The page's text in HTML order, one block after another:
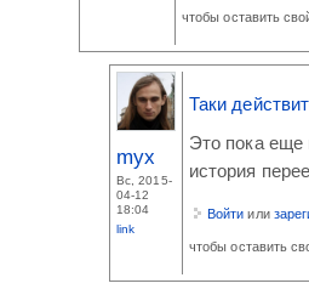
чтобы оставить
myx
Вс, 2015-
04-12
18:04
link
Таки
Это пока еще
история
Войти или
чтобы оставить